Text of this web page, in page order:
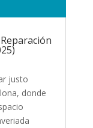
justo
donde